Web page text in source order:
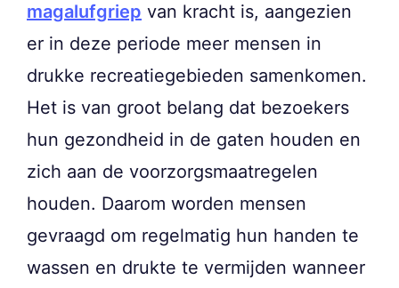
magalufgriep van kracht is, aangezien
er in deze periode meer mensen in
drukke recreatiegebieden samenkomen.
Het is van groot belang dat bezoekers
hun gezondheid in de gaten houden en
zich aan de voorzorgsmaatregelen
houden. Daarom worden mensen
gevraagd om regelmatig hun handen te
wassen en drukte te vermijden wanneer